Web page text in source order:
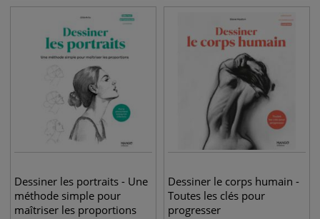
Dessiner les portraits - Une
méthode simple pour
maîtriser les proportions
Dessiner le corps humain -
Toutes les clés pour
progresser